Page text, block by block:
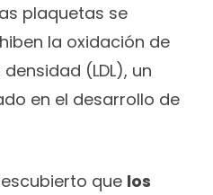
plaquetas se
la oxidación de
(LDL), un
en el desarrollo de
que los